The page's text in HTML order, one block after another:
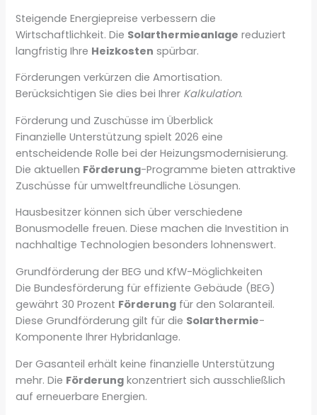
Steigende Energiepreise verbessern die
Wirtschaftlichkeit. Die Solarthermieanlage reduziert
langfristig Ihre Heizkosten spürbar.
Förderungen verkürzen die Amortisation.
Berücksichtigen Sie dies bei Ihrer Kalkulation.
Förderung und Zuschüsse im Überblick
Finanzielle Unterstützung spielt 2026 eine
entscheidende Rolle bei der Heizungsmodernisierung.
Die aktuellen Förderung-Programme bieten attraktive
Zuschüsse für umweltfreundliche Lösungen.
Hausbesitzer können sich über verschiedene
Bonusmodelle freuen. Diese machen die Investition in
nachhaltige Technologien besonders lohnenswert.
Grundförderung der BEG und KfW-Möglichkeiten
Die Bundesförderung für effiziente Gebäude (BEG)
gewährt 30 Prozent Förderung für den Solaranteil.
Diese Grundförderung gilt für die Solarthermie-
Komponente Ihrer Hybridanlage.
Der Gasanteil erhält keine finanzielle Unterstützung
mehr. Die Förderung konzentriert sich ausschließlich
auf erneuerbare Energien.